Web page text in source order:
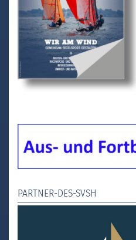
PARTNER-DES-SVSH